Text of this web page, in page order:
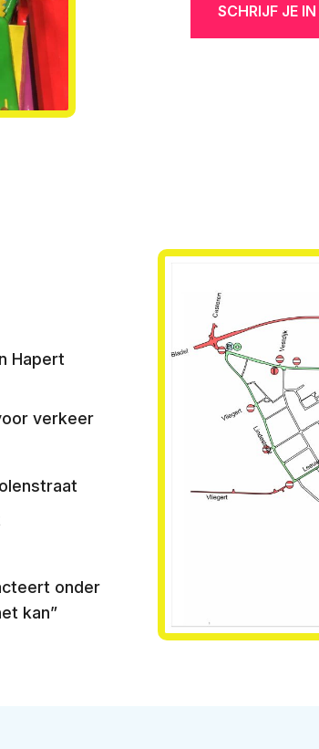
SCHRIJF JE IN
Hapert
verkeer
onder
kan”